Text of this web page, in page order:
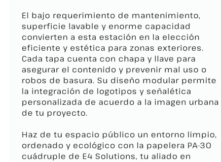
El bajo requerimiento de mantenimiento,
superficie lavable y enorme capacidad
convierten a esta estación en la elección
eficiente y estética para zonas exteriores.
Cada tapa cuenta con chapa y llave para
asegurar el contenido y prevenir mal uso o
robos de basura. Su diseño modular permite
la integración de logotipos y señalética
personalizada de acuerdo a la imagen urbana
de tu proyecto.
Haz de tu espacio público un entorno limpio,
ordenado y ecológico con la papelera PA-30
cuádruple de E4 Solutions, tu aliado en